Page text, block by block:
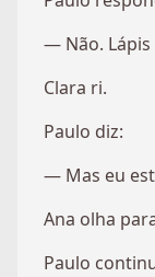
— Não. Lápis
Clara ri.
Paulo diz:
— Mas eu
Ana olha
Paulo